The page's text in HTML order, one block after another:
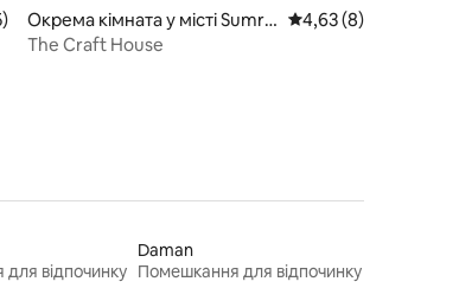
5,0 з 5, відгуки: 25
Окрема кімната у місті Sumra
sar
Середня оцінка:
4,63 (8)
The Craft House
відпочинку
Daman
Помешкання для відпочинку